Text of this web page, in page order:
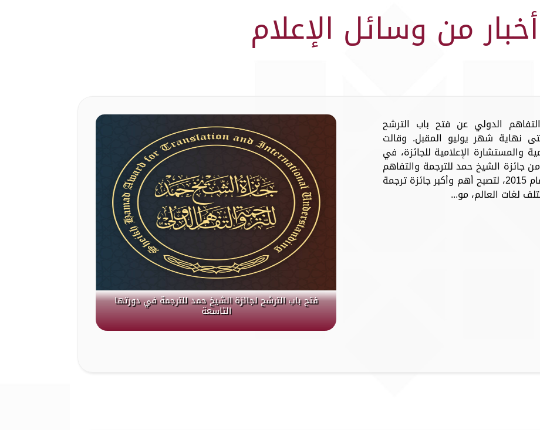
أخبار من وسائل الإعلام
فتح باب الترشح لجائزة الشيخ حمد للترجمة في دورتها
التاسعة
الدولي عن فتح باب الترشح
نهاية شهر يوليو المقبل. وقالت
والمستشارة الإعلامية للجائزة، في
جائزة الشيخ حمد للترجمة والتفاهم
الدولي تأتي استمراراً لمسيرتها منذ عام 2015، لتصبح أهم وأكبر جائزة ترجمة
لغات العالم، مو...